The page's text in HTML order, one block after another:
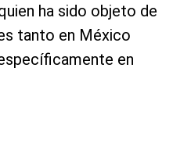
ha sido objeto de
tanto en México
en